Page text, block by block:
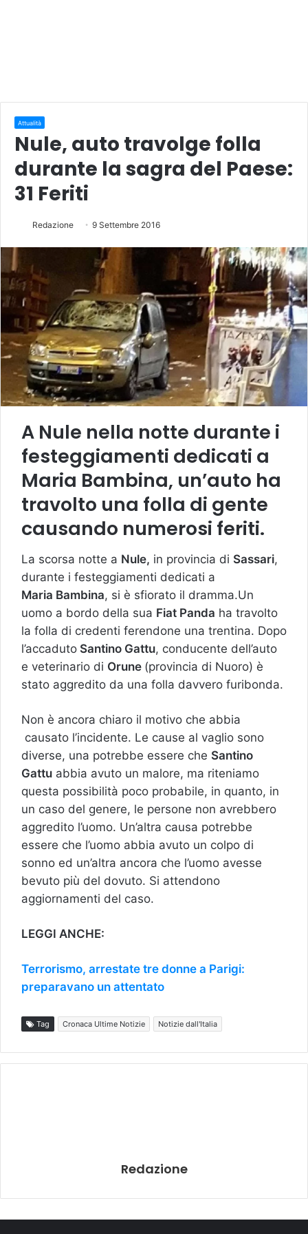
Attualità
Nule, auto travolge folla
durante la sagra del Paese:
31 Feriti
Redazione 9 Settembre 2016
A Nule nella notte durante i
festeggiamenti dedicati a
Maria Bambina, un’auto ha
travolto una folla di gente
causando numerosi feriti.
La scorsa notte a Nule, in provincia di Sassari,
durante i festeggiamenti dedicati a
Maria Bambina, si è sfiorato il dramma.Un
uomo a bordo della sua Fiat Panda ha travolto
la folla di credenti ferendone una trentina. Dopo
l’accaduto Santino Gattu, conducente dell’auto
e veterinario di Orune (provincia di Nuoro) è
stato aggredito da una folla davvero furibonda.
Non è ancora chiaro il motivo che abbia
causato l’incidente. Le cause al vaglio sono
diverse, una potrebbe essere che Santino
Gattu abbia avuto un malore, ma riteniamo
questa possibilità poco probabile, in quanto, in
un caso del genere, le persone non avrebbero
aggredito l’uomo. Un’altra causa potrebbe
essere che l’uomo abbia avuto un colpo di
sonno ed un’altra ancora che l’uomo avesse
bevuto più del dovuto. Si attendono
aggiornamenti del caso.
LEGGI ANCHE:
Terrorismo, arrestate tre donne a Parigi:
preparavano un attentato
Tag Cronaca Ultime Notizie Notizie dall'Italia
Redazione